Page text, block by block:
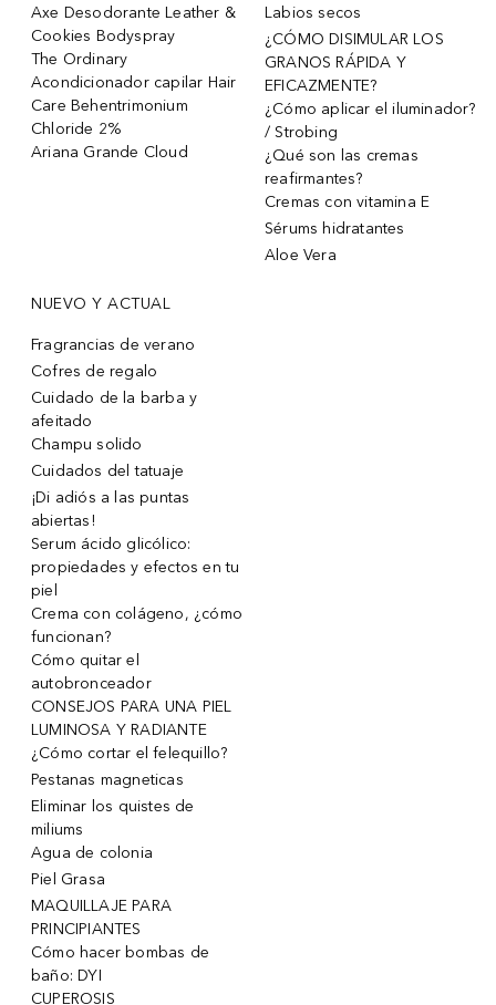
Axe Desodorante Leather &
Cookies Bodyspray
The Ordinary
Acondicionador capilar Hair
Care Behentrimonium
Chloride 2%
Ariana Grande Cloud
Labios secos
¿CÓMO DISIMULAR LOS
GRANOS RÁPIDA Y
EFICAZMENTE?
¿Cómo aplicar el iluminador?
/ Strobing
¿Qué son las cremas
reafirmantes?
Cremas con vitamina E
Sérums hidratantes
Aloe Vera
NUEVO Y ACTUAL
Fragrancias de verano
Cofres de regalo
Cuidado de la barba y
afeitado
Champu solido
Cuidados del tatuaje
¡Di adiós a las puntas
abiertas!
Serum ácido glicólico:
propiedades y efectos en tu
piel
Crema con colágeno, ¿cómo
funcionan?
Cómo quitar el
autobronceador
CONSEJOS PARA UNA PIEL
LUMINOSA Y RADIANTE
¿Cómo cortar el felequillo?
Pestanas magneticas
Eliminar los quistes de
miliums
Agua de colonia
Piel Grasa
MAQUILLAJE PARA
PRINCIPIANTES
Cómo hacer bombas de
baño: DYI
CUPEROSIS